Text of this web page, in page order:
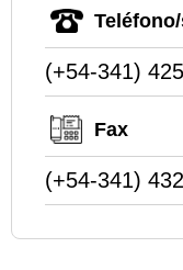
(+54-341)
Fax
(+54-341)